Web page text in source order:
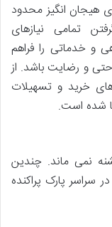
هیجان انگیز محدود
تمامی نیازهای
و خدماتی را فراهم
و رضایت باشد. از
خرید و تسهیلات
شده است.
نمی ماند. چندین
سراسر پارک پراکنده